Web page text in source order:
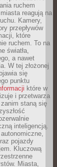
ruchem
reagują na
Kamery,
przepływów
które
ruchem. To na
światła,
a nawet
W tej złożonej
się
punktu
które w
i przetwarza
staną się
inteligencją.
pojazdy
Kluczową
Miasta,